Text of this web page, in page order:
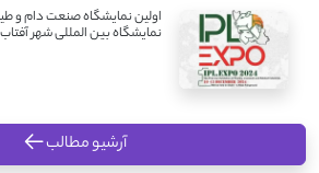
اولین نمایشگاه صنعت دام و
نمایشگاه بین المللی شهر آفتاب
آرشیو مطالب